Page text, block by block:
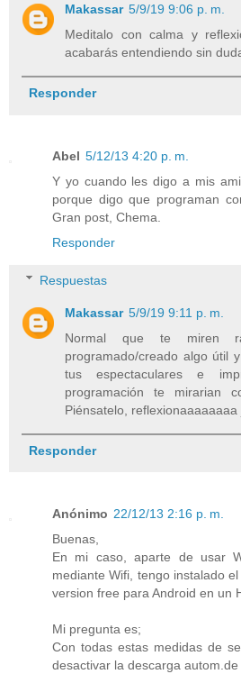
Makassar 5/9/19 9:06 p. m.
Meditalo con calma y
acabarás entendiendo sin
Responder
Abel 5/12/13 4:20 p. m.
Y yo cuando les digo a mis
porque digo que programan
Gran post, Chema.
Responder
Respuestas
Makassar 5/9/19 9:11 p. m.
Normal que te miren
programado/creado algo útil
tus espectaculares e
programación te mirarian
Piénsatelo, reflexionaaaaaaaa
Responder
Anónimo 22/12/13 2:16 p. m.
Buenas,
En mi caso, aparte de usar
mediante Wifi, tengo instalado
version free para Android en un
Mi pregunta es;
Con todas estas medidas de
desactivar la descarga autom.de